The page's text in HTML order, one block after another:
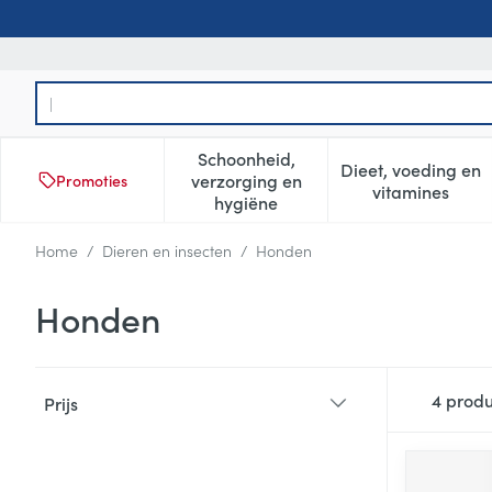
Product, merk, categorie...
Promoties
Schoonheid,
verzorging en
hygiëne
Toon submenu voor
Dieet, voeding en
vitamines
Toon
Home / Dieren en insecten / Honden
Honden
Prijs
4